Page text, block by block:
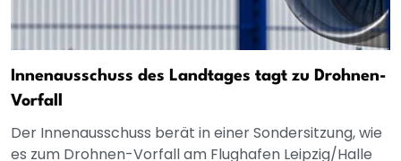
Innenausschuss des Landtages tagt zu Drohnen-
Vorfall
Der Innenausschuss berät in einer Sondersitzung, wie
es zum Drohnen-Vorfall am Flughafen Leipzig/Halle